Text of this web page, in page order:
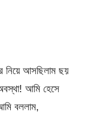
নিয়ে আসছিলাম ছয়
আমি হেসে
বললাম,